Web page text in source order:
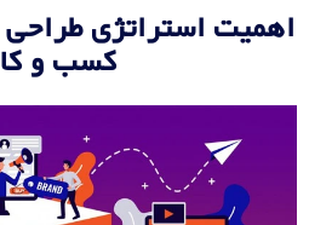
اهمیت استراتژی
کسب و